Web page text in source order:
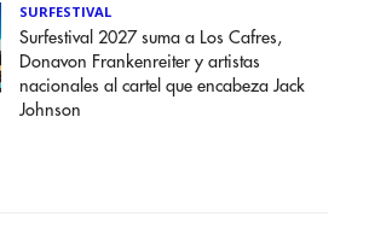
SURFESTIVAL
Surfestival 2027 suma a Los Cafres,
Donavon Frankenreiter y artistas
nacionales al cartel que encabeza Jack
Johnson